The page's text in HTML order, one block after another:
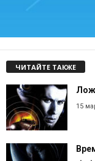
ЧИТАЙТЕ ТАКЖЕ
15